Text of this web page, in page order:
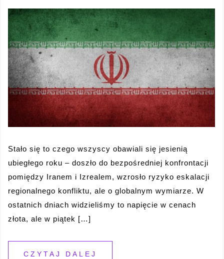
Stało się to czego wszyscy obawiali się jesienią
ubiegłego roku – doszło do bezpośredniej konfrontacji
pomiędzy Iranem i Izrealem, wzrosło ryzyko eskalacji
regionalnego konfliktu, ale o globalnym wymiarze. W
ostatnich dniach widzieliśmy to napięcie w cenach
złota, ale w piątek […]
CZYTAJ DALEJ